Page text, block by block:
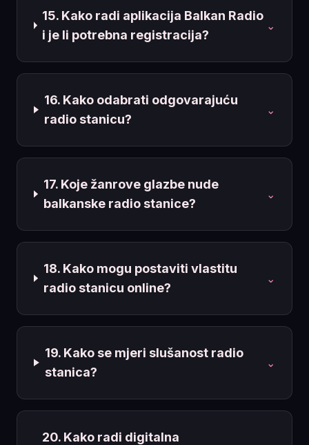
15. Kako radi aplikacija Balkan Radio
i je li potrebna registracija?
⌄
16. Kako odabrati odgovarajuću
radio stanicu?
⌄
17. Koje žanrove glazbe nude
balkanske radio stanice?
⌄
18. Kako mogu postaviti vlastitu
radio stanicu online?
⌄
19. Kako se mjeri slušanost radio
stanica?
⌄
20. Kako radi digitalna